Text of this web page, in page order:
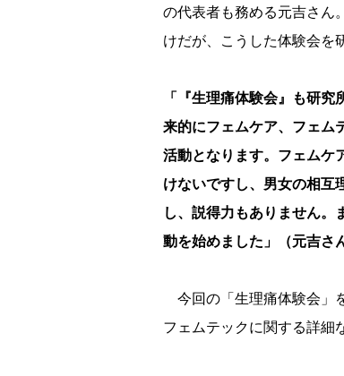
の代表者も務める元吉さん
けだが、こうした体験会を
「『生理痛体験会』も研
来的にフェムケア、フェム
活動となります。フェムケ
けないですし、男女の相互
し、説得力もありません。
動を始めました」（元吉さ
今回の「生理痛体験会」
フェムテックに関する詳細